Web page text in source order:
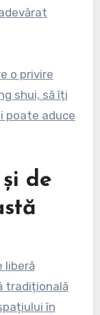
o privire
shui, să îți
poate aduce
de
liberă
tradițională
în